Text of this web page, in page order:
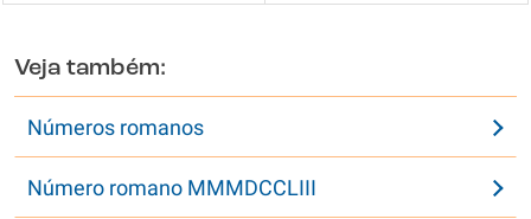
Veja também:
Números romanos
Número romano MMMDCCLIII